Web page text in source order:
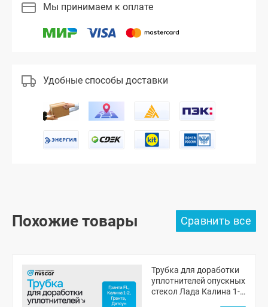
Мы принимаем к оплате
Удобные способы доставки
Похожие товары
Трубка для доработки
уплотнителей опускных
стекол Лада Калина 1-